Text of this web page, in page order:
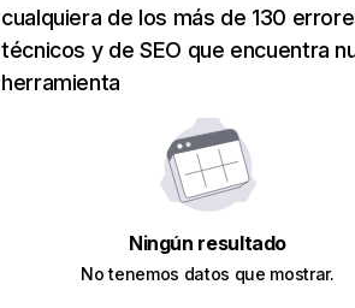
cualquiera de los más de 130
técnicos y de SEO que encuentra
herramienta
Ningún resultado
No tenemos datos que mostrar.